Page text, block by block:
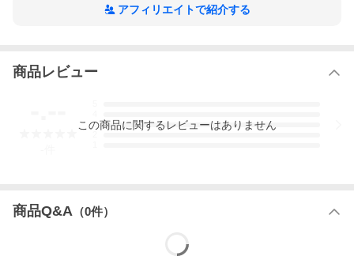
◆カラー:イエロー 黄色
◆サイズ:平置き実寸サイズです。
・直径 約100cm
テープ
アフィリエイトで紹介する
商品レビュー
3
この商品に関するレビューはありません
商品Q&A （0件）